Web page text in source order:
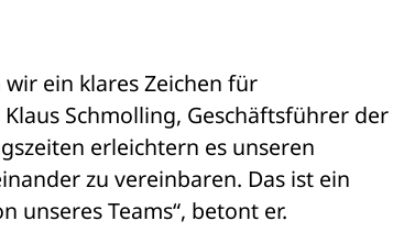
ein klares Zeichen für
Schmolling, Geschäftsführer der
erleichtern es unseren
zu vereinbaren. Das ist ein
Teams“, betont er.